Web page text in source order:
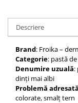
Descriere
Brand: Froika –
Categorie: pastă
Denumire uzuală:
dinți mai albi
Problemă adresată
colorate, smalț tern